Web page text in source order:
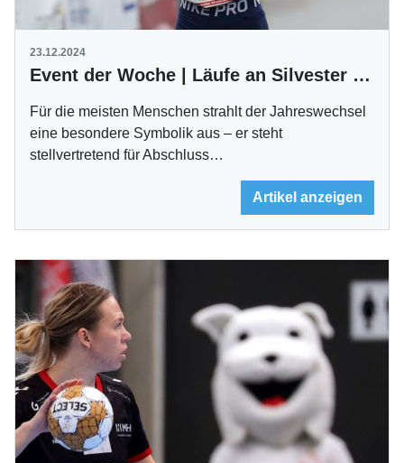
23.12.2024
Event der Woche | Läufe an Silvester und Neujahr
Für die meisten Menschen strahlt der Jahreswechsel
eine besondere Symbolik aus – er steht
stellvertretend für Abschluss…
Artikel anzeigen